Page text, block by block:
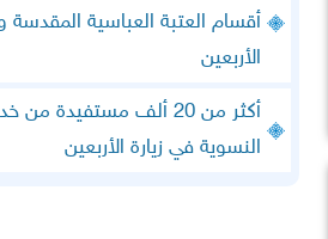
أقسام العتبة العباسية المقدسة
الأربعين
أكثر من 20 ألف مستفيدة
النسوية في زيارة الأربعين